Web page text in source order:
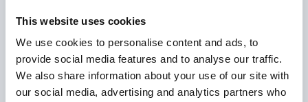
This website uses cookies
We use cookies to personalise content and ads, to
provide social media features and to analyse our traffic.
We also share information about your use of our site with
our social media, advertising and analytics partners who
Aansluiten als coachbureau
Over NOBCO
Missie en visie